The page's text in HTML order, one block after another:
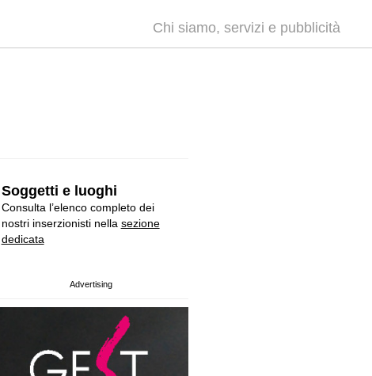
Chi siamo, servizi e pubblicità
Soggetti e luoghi
Consulta l’elenco completo dei
nostri inserzionisti nella sezione
dedicata
Advertising